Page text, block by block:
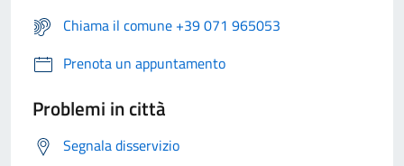
Chiama il comune +39 071 965053
Prenota un appuntamento
Problemi in città
Segnala disservizio